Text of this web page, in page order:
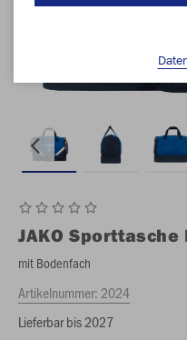
JAKO Sporttasche
mit Bodenfach
Artikelnummer: 2024
Lieferbar bis 2027